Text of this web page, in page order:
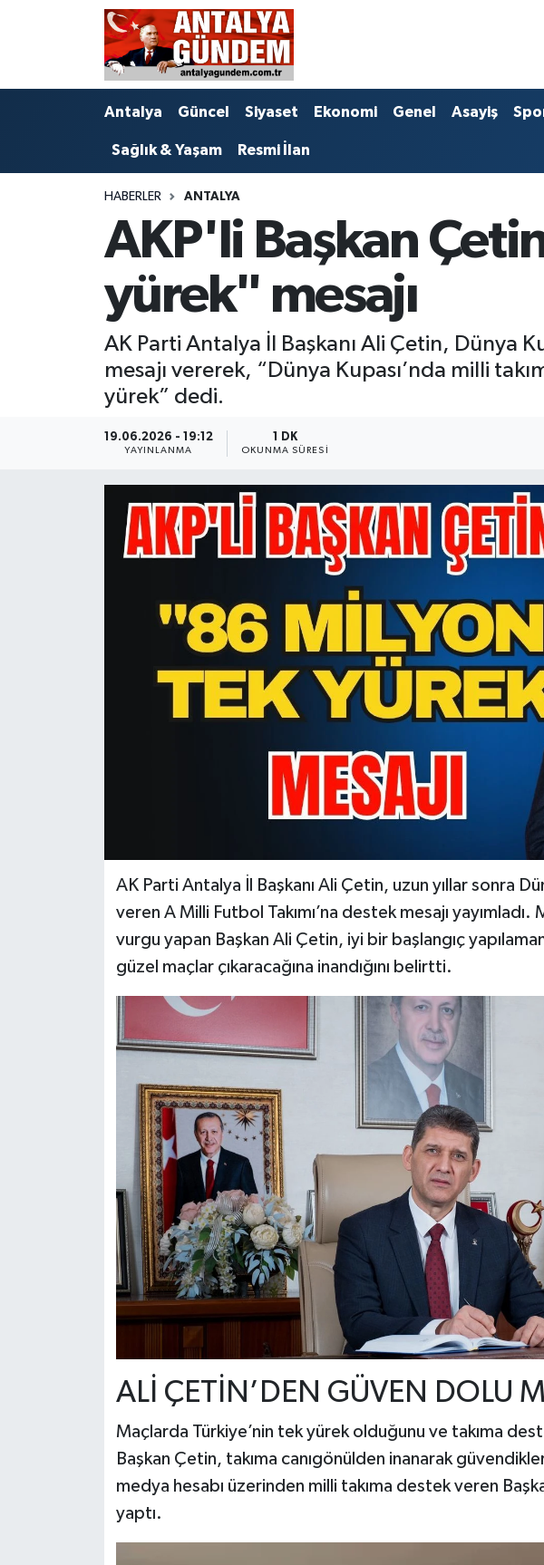
Antalya Güncel Siyaset Ekonomi Genel Asayiş
Sağlık & Yaşam Resmi İlan
HABERLER ANTALYA
AKP'li Başkan
yürek" mesajı
AK Parti Antalya İl Başkanı Ali Çetin, Dünya
mesajı vererek, “Dünya Kupası’nda milli
yürek” dedi.
19.06.2026 - 19:12
YAYINLANMA
1 DK
OKUNMA SÜRESI
AK Parti Antalya İl Başkanı Ali Çetin, uzun yıllar sonra
veren A Milli Futbol Takımı’na destek mesajı yayımladı.
vurgu yapan Başkan Ali Çetin, iyi bir başlangıç
güzel maçlar çıkaracağına inandığını belirtti.
ALİ ÇETİN’DEN GÜVEN DOLU
Maçlarda Türkiye’nin tek yürek olduğunu ve takıma
Başkan Çetin, takıma canıgönülden inanarak
medya hesabı üzerinden milli takıma destek veren
yaptı.
Antalya
Bilim & Teknoloji
EĞİTİM
Ekonomi
Görüntülü Haber
Kültür & Sanat
Sağlık & Yaşam
Antalya Nöbetçi Eczaneler
Antalya Hava Durumu
Antalya Namaz Vakitleri
Süper Lig Puan Durumu ve Fikstür
Tüm Manşetler
Son Dakika Haberleri
Haber Arşivi